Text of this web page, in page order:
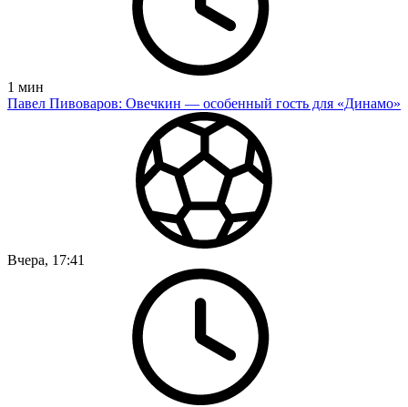
1 мин
Павел Пивоваров: Овечкин — особенный гость для «Динамо»
Вчера, 17:41